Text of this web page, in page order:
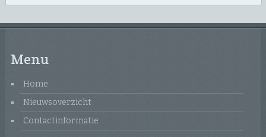
Menu
Home
Nieuwsoverzicht
Contactinformatie